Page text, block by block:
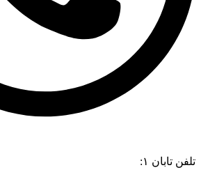
تلفن تابان ۱: